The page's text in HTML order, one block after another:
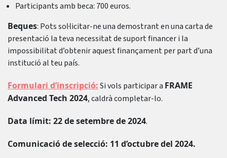
Participants amb beca: 700 euros.
Beques: Pots sol·licitar-ne una demostrant en una carta de
presentació la teva necessitat de suport financer i la
impossibilitat d’obtenir aquest finançament per part d’una
institució al teu país.
Formulari d’inscripció:Si vols participar a FRAME
Advanced Tech 2024, caldrà completar-lo.
Data límit: 22 de setembre de 2024.
Comunicació de selecció: 11 d’octubre del 2024.